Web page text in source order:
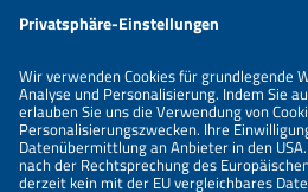
Informationen
IMPRESSUM